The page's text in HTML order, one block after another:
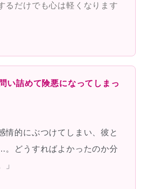
るだけでも心は軽くなります
い詰めて険悪になってしまっ
情的にぶつけてしまい、彼と
。どうすればよかったのか分
」